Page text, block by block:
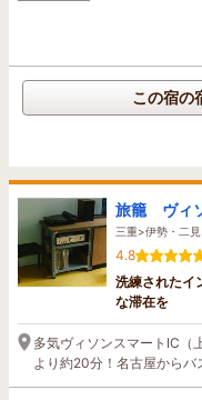
この宿の
旅籠 ヴィ
三重>伊勢・二見
4.8
洗練されたイ
な滞在を
多気ヴィソンスマートIC（
より約20分！名古屋からバ